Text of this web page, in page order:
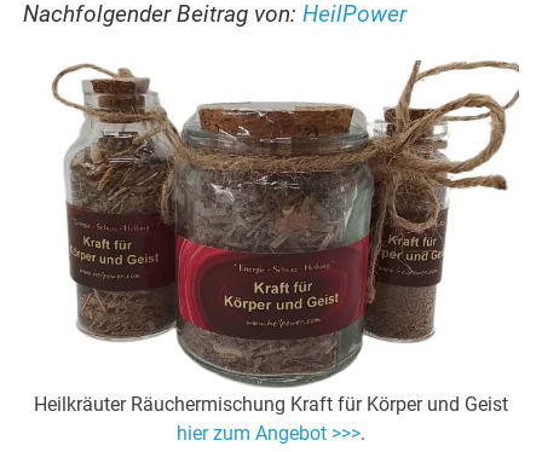
Nachfolgender Beitrag von: HeilPower
Heilkräuter Räuchermischung Kraft für Körper und Geist
hier zum Angebot >>>.